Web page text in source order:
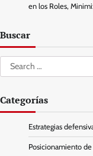
en los Roles,
Buscar
Search
for:
Categorías
Estrategias
Posicionamiento de